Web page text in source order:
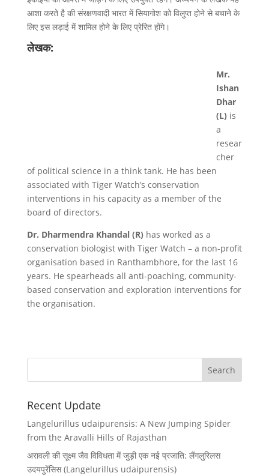
आशा करते है की संरक्षणवादी भारत में सियागोश को विलुप्त होने से बचाने के
लिए इस लड़ाई में शामिल होने के लिए प्रेरित होंगे।
लेखक:
Mr.
Ishan
Dhar
(L) is
a
resear
cher
of political science in a think tank. He has been
associated with Tiger Watch’s conservation
interventions in his capacity as a member of the
board of directors.
Dr. Dharmendra Khandal (R) has worked as a
conservation biologist with Tiger Watch – a non-profit
organisation based in Ranthambhore, for the last 16
years. He spearheads all anti-poaching, community-
based conservation and exploration interventions for
the organisation.
Recent Update
Langelurillus udaipurensis: A New Jumping Spider
from the Aravalli Hills of Rajasthan
अरावली की सूक्ष्म जैव विविधता में जुड़ी एक नई प्रजाति: लैंगलुरिलस
उदयपुरेंसिस (Langelurillus udaipurensis)